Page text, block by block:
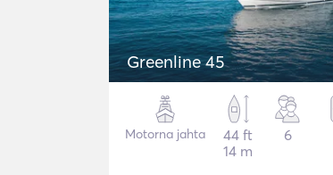
Greenline 45
Motorna jahta
44 ft
14 m
6